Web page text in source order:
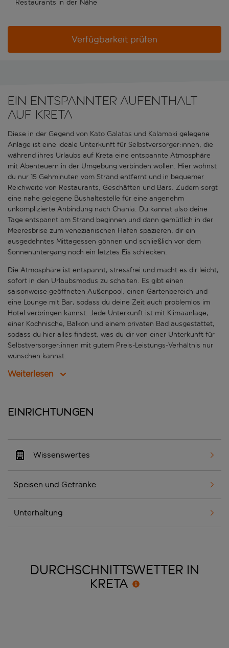
Restaurants in der Nähe
Verfügbarkeit prüfen
Ein entspannter Aufenthalt
auf Kreta
Diese in der Gegend von Kato Galatas und Kalamaki gelegene
Anlage ist eine ideale Unterkunft für Selbstversorger:innen, die
während ihres Urlaubs auf Kreta eine entspannte Atmosphäre
mit Abenteuern in der Umgebung verbinden wollen. Hier wohnst
du nur 15 Gehminuten vom Strand entfernt und in bequemer
Reichweite von Restaurants, Geschäften und Bars. Zudem sorgt
eine nahe gelegene Bushaltestelle für eine angenehm
unkomplizierte Anbindung nach Chania. Du kannst also deine
Tage entspannt am Strand beginnen und dann gemütlich in der
Meeresbrise zum venezianischen Hafen spazieren, dir ein
ausgedehntes Mittagessen gönnen und schließlich vor dem
Sonnenuntergang noch ein letztes Eis schlecken.
Die Atmosphäre ist entspannt, stressfrei und macht es dir leicht,
sofort in den Urlaubsmodus zu schalten. Es gibt einen
saisonweise geöffneten Außenpool, einen Gartenbereich und
eine Lounge mit Bar, sodass du deine Zeit auch problemlos im
Hotel verbringen kannst. Jede Unterkunft ist mit Klimaanlage,
einer Kochnische, Balkon und einem privaten Bad ausgestattet,
sodass du hier alles findest, was du dir von einer Unterkunft für
Selbstversorger:innen mit gutem Preis-Leistungs-Verhältnis nur
wünschen kannst.
Weiterlesen
Einrichtungen
Wissenswertes
Speisen und Getränke
Unterhaltung
DURCHSCHNITTSWETTER IN
KRETA